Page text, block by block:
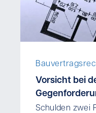
Vorsicht bei
Schulden zwei